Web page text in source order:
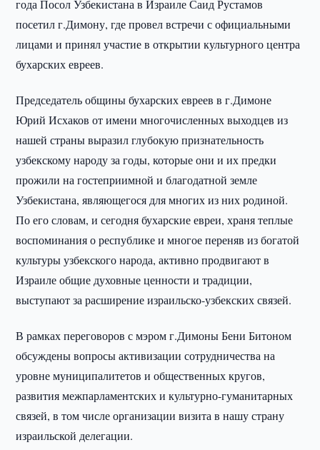
года Посол Узбекистана в Израиле Саид Рустамов
посетил г.Димону, где провел встречи с официальными
лицами и принял участие в открытии культурного центра
бухарских евреев.
Председатель общины бухарских евреев в г.Димоне
Юрий Исхаков от имени многочисленных выходцев из
нашей страны выразил глубокую признательность
узбекскому народу за годы, которые они и их предки
прожили на гостеприимной и благодатной земле
Узбекистана, являющегося для многих из них родиной.
По его словам, и сегодня бухарские евреи, храня теплые
воспоминания о республике и многое переняв из богатой
культуры узбекского народа, активно продвигают в
Израиле общие духовные ценности и традиции,
выступают за расширение израильско-узбекских связей.
В рамках переговоров с мэром г.Димоны Бени Битоном
обсуждены вопросы активизации сотрудничества на
уровне муниципалитетов и общественных кругов,
развития межпарламентских и культурно-гуманитарных
связей, в том числе организации визита в нашу страну
израильской делегации.